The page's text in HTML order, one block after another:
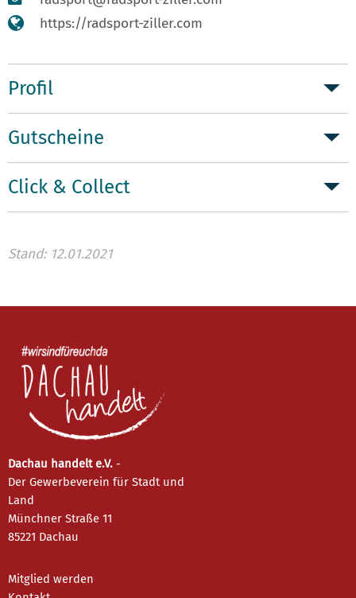
https://radsport-ziller.com
Profil
Gutscheine
Click & Collect
Stand: 12.01.2021
Dachau handelt e.V. -
Der Gewerbeverein für Stadt und
Land
Münchner Straße 11
85221 Dachau
Mitglied werden